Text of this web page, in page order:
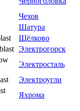
Чехов
Шатура
Щёлково
Электрогорск
Электросталь
Электроугли
Яхрома